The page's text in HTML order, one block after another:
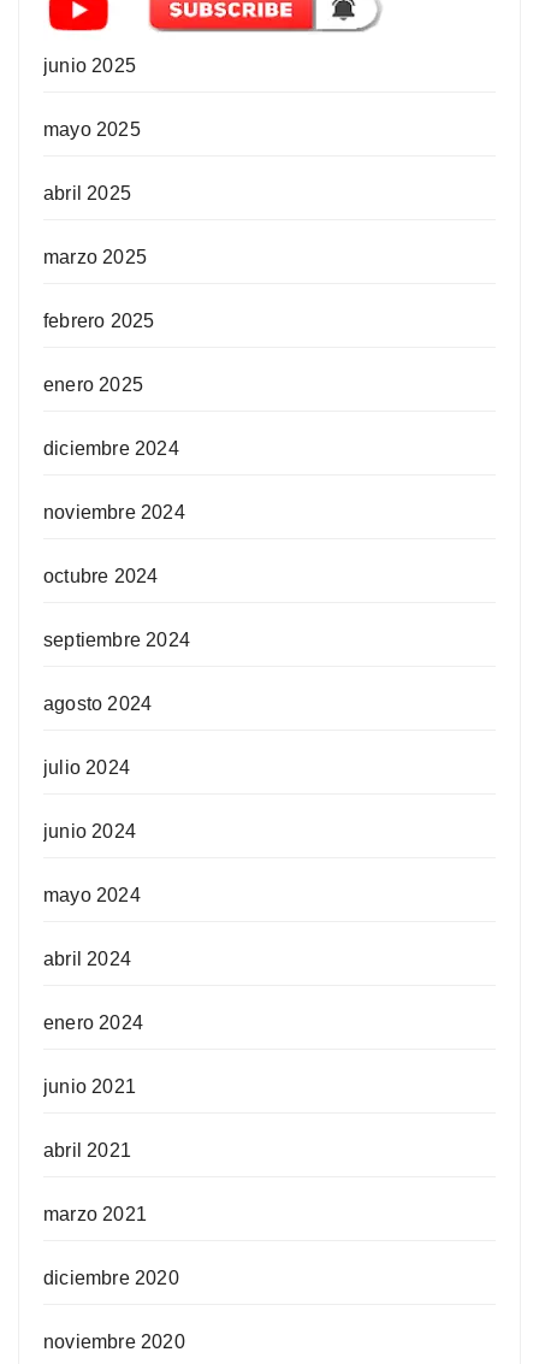
junio 2025
mayo 2025
abril 2025
marzo 2025
febrero 2025
enero 2025
diciembre 2024
noviembre 2024
octubre 2024
septiembre 2024
agosto 2024
julio 2024
junio 2024
mayo 2024
abril 2024
enero 2024
junio 2021
abril 2021
marzo 2021
diciembre 2020
noviembre 2020